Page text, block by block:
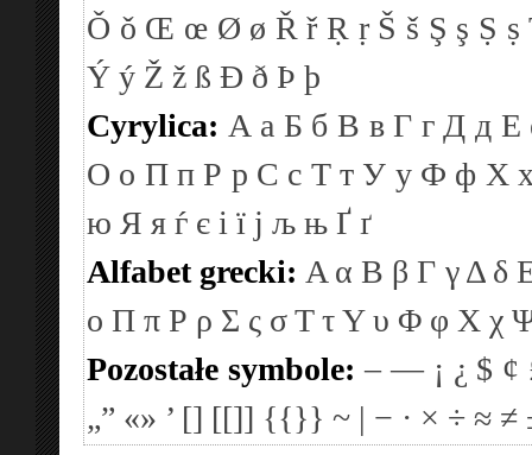
Ǒ ǒ Œ œ Ø ø Ř ř Ṛ ṛ Š š Ş ş Ṣ ṣ
Ý ý Ž ž ß Ð ð Þ þ
Cyrylica: А а Б б В в Г г Д д Е
О о П п Р р С с Т т У у Ф ф Х
ю Я я ѓ є і ї ј љ њ Ґ ґ
Alfabet grecki: Α α Β β Γ γ Δ δ
ο Π π Ρ ρ Σ ς σΤ τΥ υ Φ φ Χ χ
Pozostałe symbole: – — ¡ ¿ $ ¢
„” «» ’ [] [[]] {{}} ~ | − · × ÷ ≈ ≠